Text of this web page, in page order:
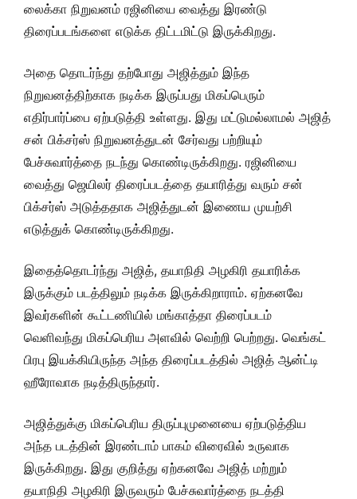
லைக்கா நிறுவனம் ரஜினியை வைத்து இரண்டு
திரைப்படங்களை எடுக்க திட்டமிட்டு இருக்கிறது.
அதை தொடர்ந்து தற்போது அஜித்தும் இந்த
நிறுவனத்திற்காக நடிக்க இருப்பது மிகப்பெரும்
எதிர்பார்ப்பை ஏற்படுத்தி உள்ளது. இது மட்டுமல்லாமல் அஜித்
சன் பிக்சர்ஸ் நிறுவனத்துடன் சேர்வது பற்றியும்
பேச்சுவார்த்தை நடந்து கொண்டிருக்கிறது. ரஜினியை
வைத்து ஜெயிலர் திரைப்படத்தை தயாரித்து வரும் சன்
பிக்சர்ஸ் அடுத்ததாக அஜித்துடன் இணைய முயற்சி
எடுத்துக் கொண்டிருக்கிறது.
இதைத்தொடர்ந்து அஜித், தயாநிதி அழகிரி தயாரிக்க
இருக்கும் படத்திலும் நடிக்க இருக்கிறாராம். ஏற்கனவே
இவர்களின் கூட்டணியில் மங்காத்தா திரைப்படம்
வெளிவந்து மிகப்பெரிய அளவில் வெற்றி பெற்றது. வெங்கட்
பிரபு இயக்கியிருந்த அந்த திரைப்படத்தில் அஜித் ஆன்ட்டி
ஹீரோவாக நடித்திருந்தார்.
அஜித்துக்கு மிகப்பெரிய திருப்புமுனையை ஏற்படுத்திய
அந்த படத்தின் இரண்டாம் பாகம் விரைவில் உருவாக
இருக்கிறது. இது குறித்து ஏற்கனவே அஜித் மற்றும்
தயாநிதி அழகிரி இருவரும் பேச்சுவார்த்தை நடத்தி